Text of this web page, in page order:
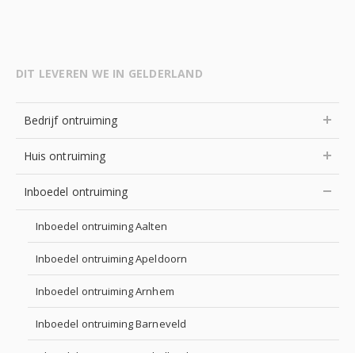
DIT LEVEREN WE IN GELDERLAND
Bedrijf ontruiming
Huis ontruiming
Inboedel ontruiming
Inboedel ontruiming Aalten
Inboedel ontruiming Apeldoorn
Inboedel ontruiming Arnhem
Inboedel ontruiming Barneveld